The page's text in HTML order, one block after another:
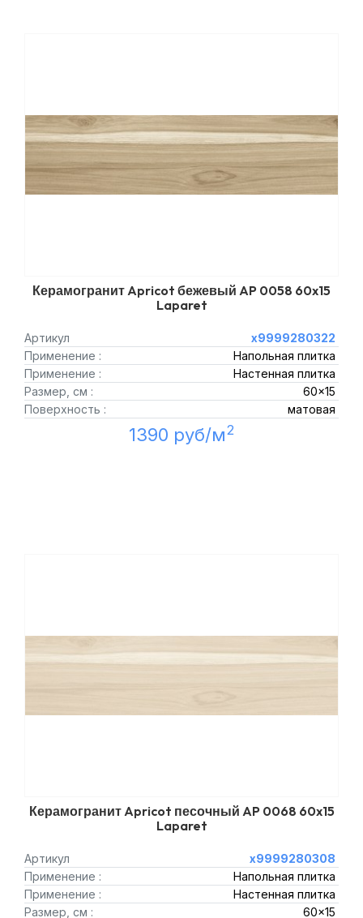
Керамогранит Apricot бежевый AP 0058 60x15
Laparet
Артикул
х9999280322
Применение :
Напольная плитка
Применение :
Настенная плитка
Размер, см :
60x15
Поверхность :
матовая
1390 руб/м2
Керамогранит Apricot песочный AP 0068 60x15
Laparet
Артикул
х9999280308
Применение :
Напольная плитка
Применение :
Настенная плитка
Размер, см :
60x15